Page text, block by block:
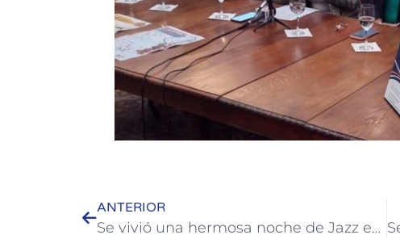
ANTERIOR
Se vivió una hermosa noche de Jazz en Alto de la Casona